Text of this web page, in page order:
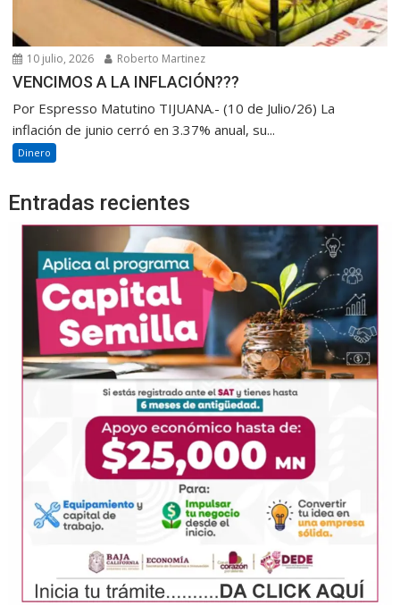
10 julio, 2026 Roberto Martinez
VENCIMOS A LA INFLACIÓN???
Por Espresso Matutino TIJUANA.- (10 de Julio/26) La
inflación de junio cerró en 3.37% anual, su...
Dinero
Entradas recientes